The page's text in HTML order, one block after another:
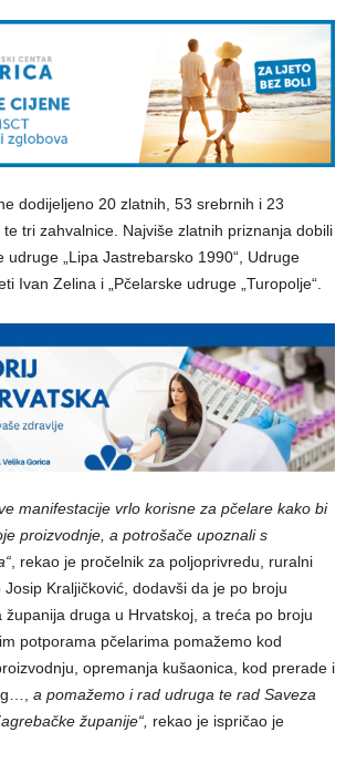
dodijeljeno 20 zlatnih, 53 srebrnih i 23
tri zahvalnice. Najviše zlatnih priznanja dobili
udruge „Lipa Jastrebarsko 1990“, Udruge
Ivan Zelina i „Pčelarske udruge „Turopolje“.
manifestacije vrlo korisne za pčelare kako bi
proizvodnje, a potrošače upoznali s
, rekao je pročelnik za poljoprivredu, ruralni
Kraljičković, dodavši da je po broju
županija druga u Hrvatskoj, a treća po broju
potporama pčelarima pomažemo kod
opremanja kušaonica, kod prerade i
a pomažemo i rad udruga te rad Saveza
županije“, rekao je ispričao je